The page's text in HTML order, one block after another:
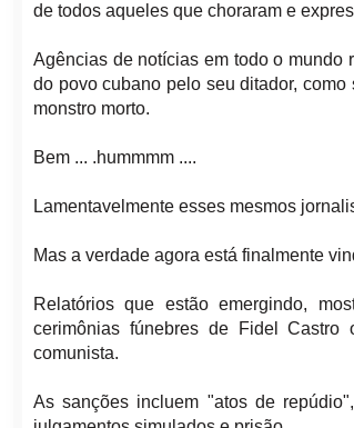
de todos aqueles que choraram e
Agências de notícias em todo o mundo
do povo cubano pelo seu ditador,
monstro morto.
Bem ... .hummmm ....
Lamentavelmente esses mesmos
Mas a verdade agora está finalmente
Relatórios que estão emergindo,
cerimônias fúnebres de Fidel Castro
comunista.
As sanções incluem "atos de